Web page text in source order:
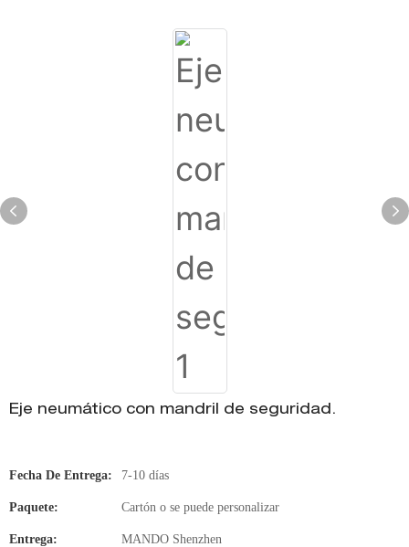
Eje neumático con mandril de seguridad.
Fecha De Entrega: 7-10 días
Paquete: Cartón o se puede personalizar
Entrega: MANDO Shenzhen